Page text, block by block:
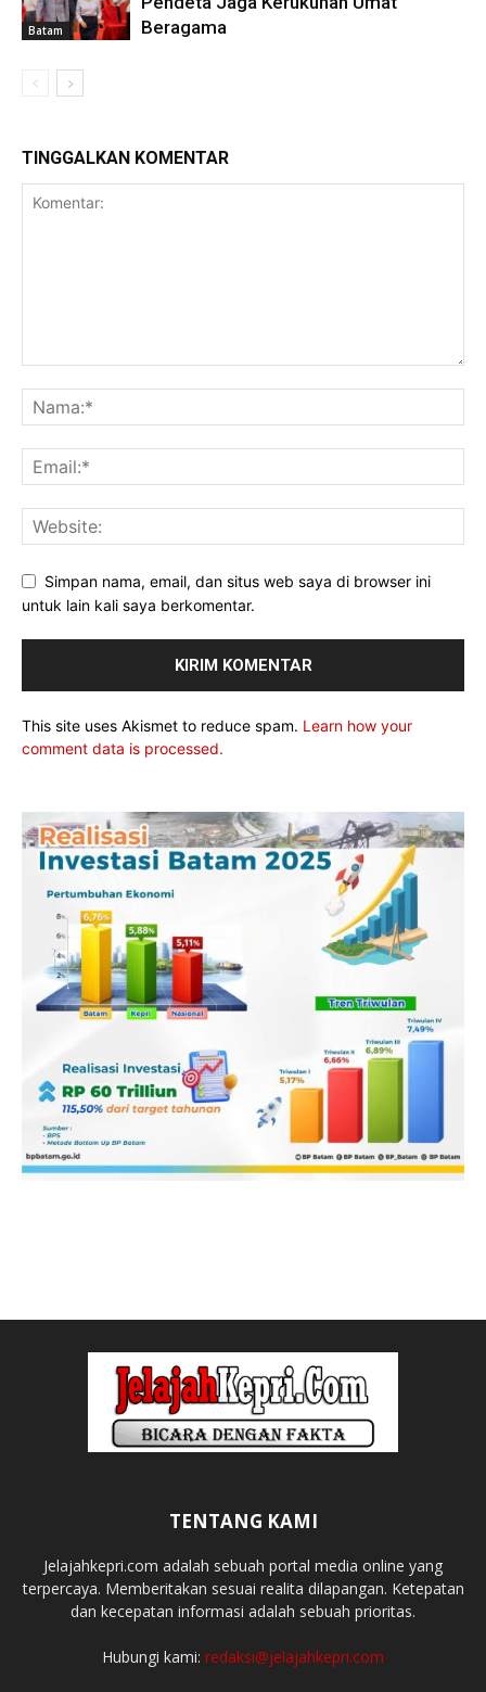
Batam
Beragama
TINGGALKAN KOMENTAR
Simpan nama, email, dan situs web saya di browser ini
untuk lain kali saya berkomentar.
This site uses Akismet to reduce spam. Learn how your
comment data is processed.
TENTANG KAMI
Jelajahkepri.com adalah sebuah portal media online yang
terpercaya. Memberitakan sesuai realita dilapangan. Ketepatan
dan kecepatan informasi adalah sebuah prioritas.
Hubungi kami: redaksi@jelajahkepri.com